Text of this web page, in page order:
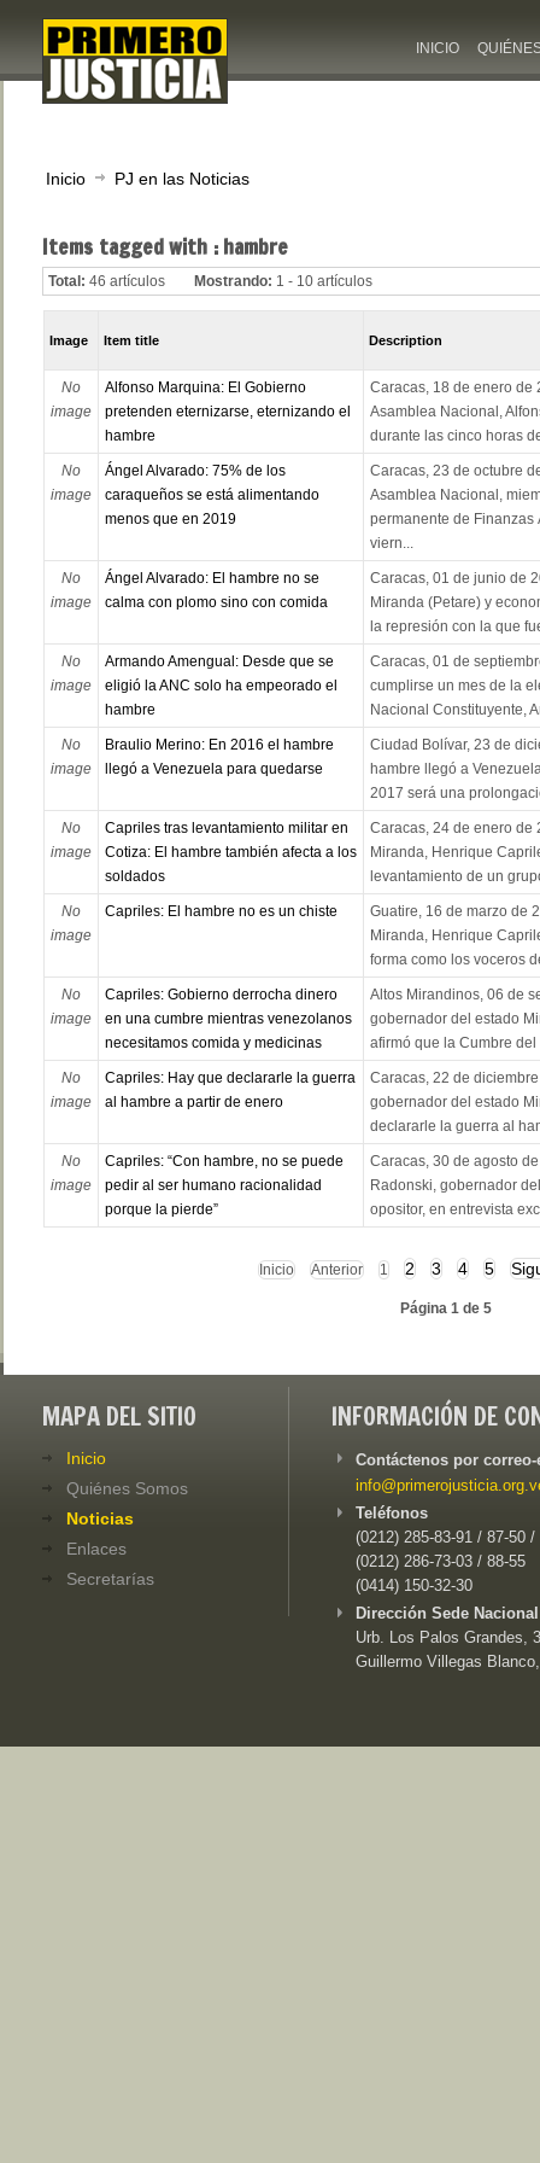
INICIO
Inicio PJ en las Noticias
Items tagged with : hambre
Total: 46 artículos Mostrando: 1 - 10 artículos
Image Item title Description
No
image
Alfonso Marquina: El Gobierno
pretenden eternizarse, eternizando el
hambre
Caracas, 18 de enero de
Asamblea Nacional,
durante las cinco horas
No
image
Ángel Alvarado: 75% de los
caraqueños se está alimentando
menos que en 2019
Caracas, 23 de octubre
Asamblea Nacional,
permanente de Finanzas
viern...
No
image
Ángel Alvarado: El hambre no se
calma con plomo sino con comida
Caracas, 01 de junio de
Miranda (Petare) y
la represión con la que
No
image
Armando Amengual: Desde que se
eligió la ANC solo ha empeorado el
hambre
Caracas, 01 de
cumplirse un mes de la
Nacional Constituyente,
No
image
Braulio Merino: En 2016 el hambre
llegó a Venezuela para quedarse
Ciudad Bolívar, 23 de
hambre llegó a
2017 será una
No
image
Capriles tras levantamiento militar en
Cotiza: El hambre también afecta a los
soldados
Caracas, 24 de enero de
Miranda, Henrique
levantamiento de un
No
image
Capriles: El hambre no es un chiste
Guatire, 16 de marzo de
Miranda, Henrique
forma como los voceros
No
image
Capriles: Gobierno derrocha dinero
en una cumbre mientras venezolanos
necesitamos comida y medicinas
Altos Mirandinos, 06 de
gobernador del estado
afirmó que la Cumbre
No
image
Capriles: Hay que declararle la guerra
al hambre a partir de enero
Caracas, 22 de
gobernador del estado
declararle la guerra al
No
image
Capriles: “Con hambre, no se puede
pedir al ser humano racionalidad
porque la pierde”
Caracas, 30 de agosto
Radonski, gobernador
opositor, en entrevista
Inicio Anterior 1 2 3 4 5
Página 1 de 5
MAPA DEL SITIO
Inicio
Quiénes Somos
Noticias
Enlaces
Secretarías
INFORMACIÓN DE
Contáctenos por
Teléfonos
(0212) 285-83-91 / 87-50 /
(0212) 286-73-03 / 88-55
(0414) 150-32-30
Dirección Sede
Urb. Los Palos Grandes,
Guillermo Villegas